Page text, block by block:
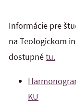
Informácie pre
na Teologickom
dostupnétu.
KU